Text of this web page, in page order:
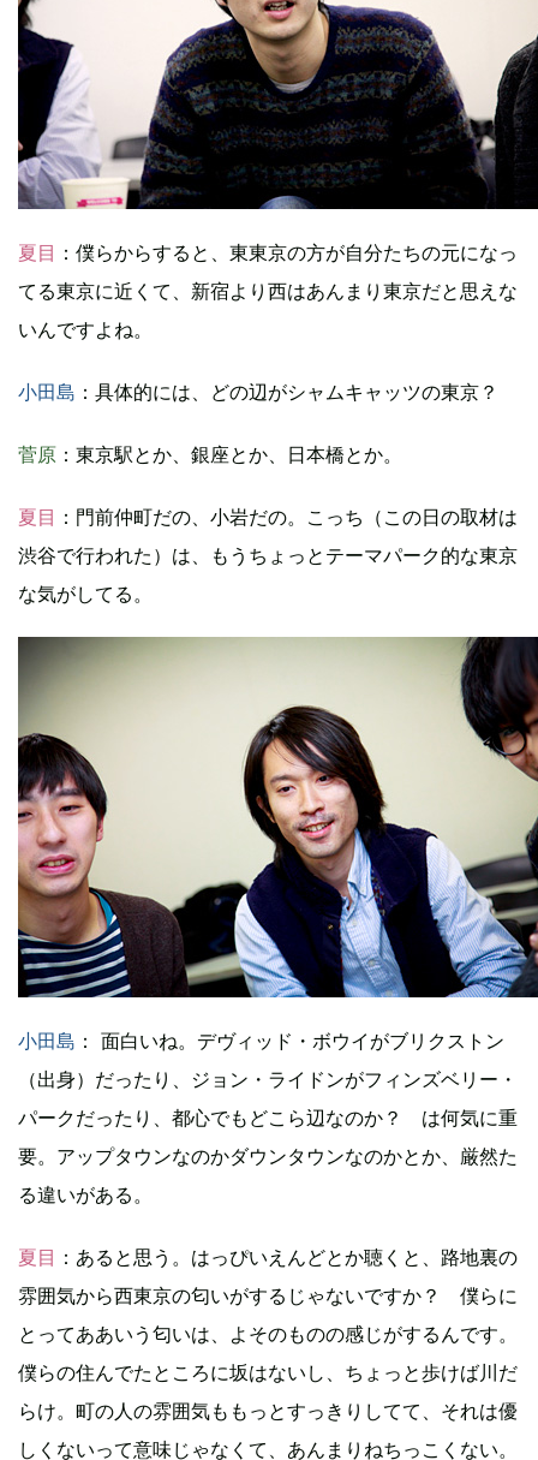
夏目 ：僕らからすると、東東京の方が自分たちの元になっ
てる東京に近くて、新宿より西はあんまり東京だと思えな
いんですよね。
小田島 ：具体的には、どの辺がシャムキャッツの東京？
菅原 ：東京駅とか、銀座とか、日本橋とか。
夏目 ：門前仲町だの、小岩だの。こっち（この日の取材は
渋谷で行われた）は、もうちょっとテーマパーク的な東京
な気がしてる。
小田島 ： 面白いね。デヴィッド・ボウイがブリクストン
（出身）だったり、ジョン・ライドンがフィンズベリー・
パークだったり、都心でもどこら辺なのか？ は何気に重
要。アップタウンなのかダウンタウンなのかとか、厳然た
る違いがある。
夏目 ：あると思う。はっぴいえんどとか聴くと、路地裏の
雰囲気から西東京の匂いがするじゃないですか？ 僕らに
とってああいう匂いは、よそのものの感じがするんです。
僕らの住んでたところに坂はないし、ちょっと歩けば川だ
らけ。町の人の雰囲気ももっとすっきりしてて、それは優
しくないって意味じゃなくて、あんまりねちっこくない。